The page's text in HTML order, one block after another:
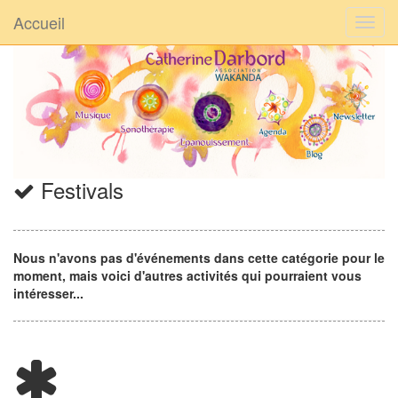
Accueil
Festivals
Nous n'avons pas d'événements dans cette catégorie pour le
moment, mais voici d'autres activités qui pourraient vous
intéresser...